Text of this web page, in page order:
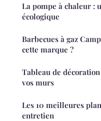
La pompe à chaleur :
écologique
Barbecues à gaz
cette marque ?
Tableau de
vos murs
Les 10 meilleures
entretien